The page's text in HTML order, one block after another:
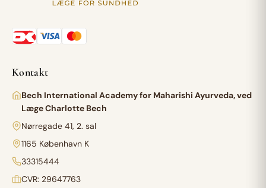
Kontakt
Bech International Academy for Maharishi Ayurveda, ved
Læge Charlotte Bech
Nørregade 41, 2. sal
1165 København K
33315444
CVR: 29647763